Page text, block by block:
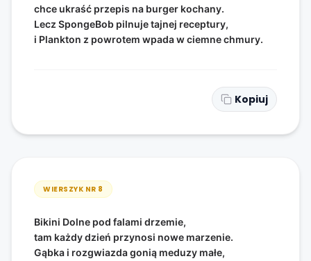
chce ukraść przepis na burger kochany.
Lecz SpongeBob pilnuje tajnej receptury,
i Plankton z powrotem wpada w ciemne chmury.
Kopiuj
WIERSZYK NR 8
Bikini Dolne pod falami drzemie,
tam każdy dzień przynosi nowe marzenie.
Gąbka i rozgwiazda gonią meduzy małe,